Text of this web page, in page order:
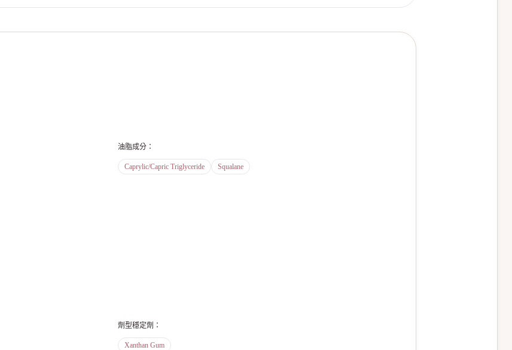
油脂成分 ：
Caprylic/Capric Triglyceride Squalane
劑型穩定劑 ：
Xanthan Gum